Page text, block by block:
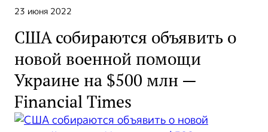
23 июня 2022
США собираются объявить о
новой военной помощи
Украине на $500 млн —
Financial Times